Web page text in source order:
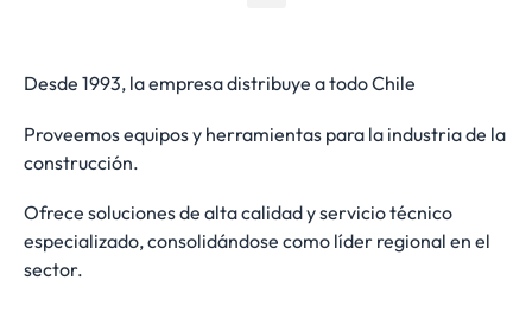
Desde 1993, la empresa distribuye a todo Chile
Proveemos equipos y herramientas para la industria de la
construcción.
Ofrece soluciones de alta calidad y servicio técnico
especializado, consolidándose como líder regional en el
sector.